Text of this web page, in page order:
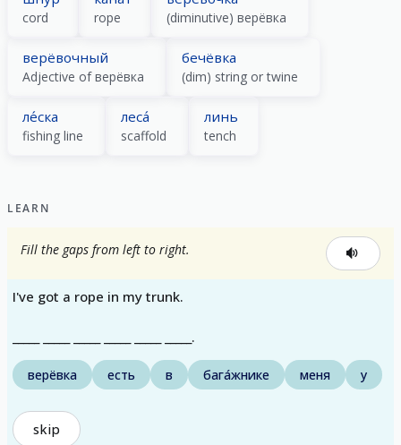
cord rope (diminutive) верёвка
верёвочный
Adjective of верёвка
бечёвка
(dim) string or twine
ле́ска
fishing line
леса́
scaffold
линь
tench
LEARN
Fill the gaps from left to right.
I've got a rope in my trunk.
_____ _____ _____ _____ _____ _____.
верёвка есть в бага́жнике меня у
skip